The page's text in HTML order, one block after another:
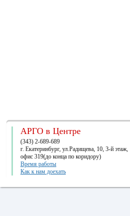
АРГО в Центре
(343) 2-689-689
г. Екатеринбург, ул.Радищева, 10, 3-й этаж,
офис 319(до конца по коридору)
Время работы
Как к нам доехать